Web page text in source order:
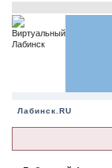
Лабинск.RU